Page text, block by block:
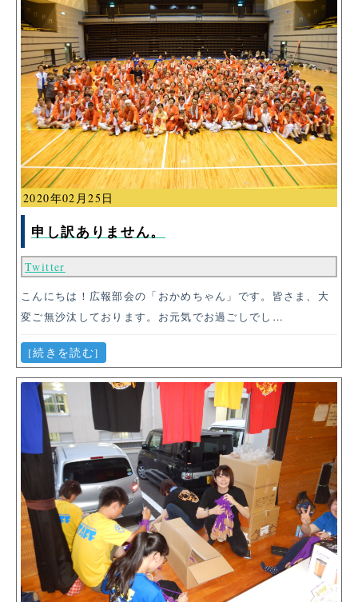
2020年02月25日
申し訳ありません。
Twitter
こんにちは！広報部会の「おかめちゃん」です。皆さま、大
変ご無沙汰しております。お元気でお過ごしでし…
[続きを読む]